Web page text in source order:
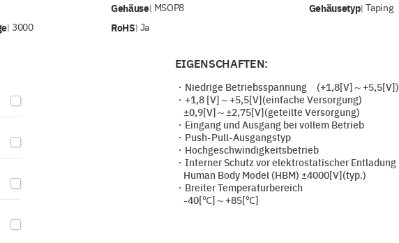
Gehäuse| MSOP8 Gehäusetyp|Taping
| 3000 RoHS| Ja
EIGENSCHAFTEN:
・Niedrige Betriebsspannung (+1,8[V]～+5,5[V])
・+1,8 [V]～+5,5[V](einfache Versorgung)
±0,9[V]～±2,75[V](geteilte Versorgung)
・Eingang und Ausgang bei vollem Betrieb
・Push-Pull-Ausgangstyp
・Hochgeschwindigkeitsbetrieb
・Interner Schutz vor elektrostatischer Entladung
Human Body Model (HBM) ±4000[V](typ.)
・Breiter Temperaturbereich
-40[℃]～+85[℃]